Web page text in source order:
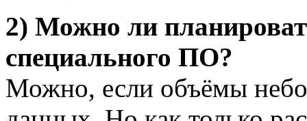
2) Можно ли
специального ПО?
Можно, если объёмы